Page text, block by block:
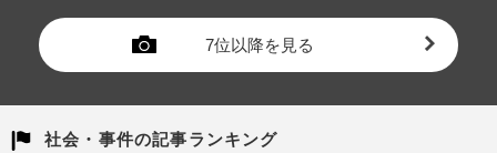
7位以降を見る
社会・事件の記事ランキング